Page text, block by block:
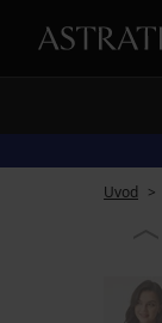
Uvod